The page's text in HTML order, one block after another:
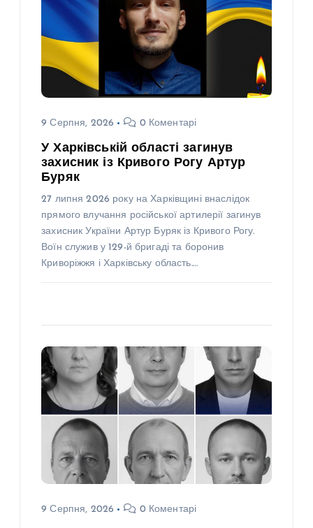
9 Серпня, 2026 0 Коментарі
У Харківській області загинув
захисник із Кривого Рогу Артур
Буряк
27 липня 2026 року на Харківщині внаслідок
прямого влучання російської артилерії загинув
захисник України Артур Буряк із Кривого Рогу.
Воїн служив у 129-й бригаді та боронив
Криворіжжя і Харківську область.…
9 Серпня, 2026 0 Коментарі